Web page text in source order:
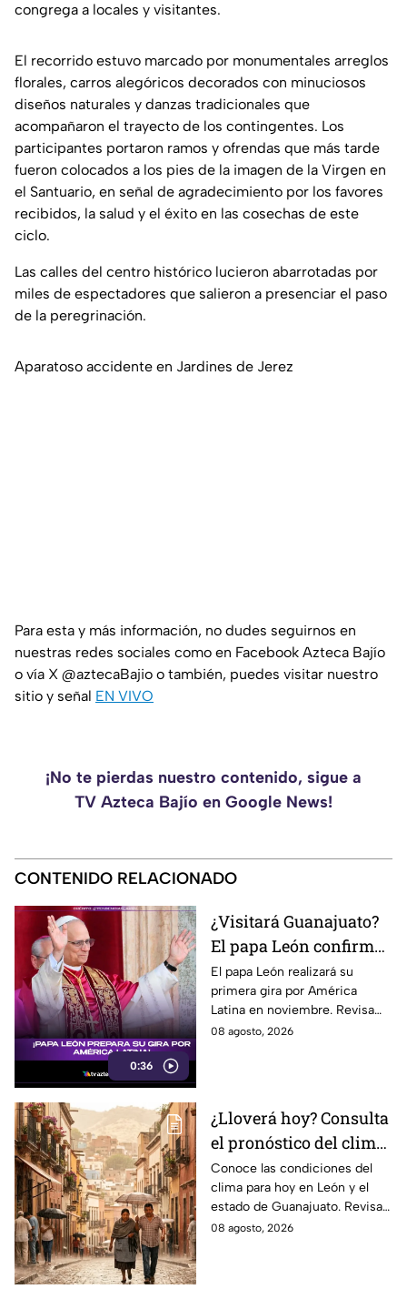
congrega a locales y visitantes.
El recorrido estuvo marcado por monumentales arreglos
florales, carros alegóricos decorados con minuciosos
diseños naturales y danzas tradicionales que
acompañaron el trayecto de los contingentes. Los
participantes portaron ramos y ofrendas que más tarde
fueron colocados a los pies de la imagen de la Virgen en
el Santuario, en señal de agradecimiento por los favores
recibidos, la salud y el éxito en las cosechas de este
ciclo.
Las calles del centro histórico lucieron abarrotadas por
miles de espectadores que salieron a presenciar el paso
de la peregrinación.
Aparatoso accidente en Jardines de Jerez
Para esta y más información, no dudes seguirnos en
nuestras redes sociales como en Facebook Azteca Bajío
o vía X @aztecaBajio o también, puedes visitar nuestro
sitio y señal EN VIVO
¡No te pierdas nuestro contenido, sigue a
TV Azteca Bajío en Google News!
CONTENIDO RELACIONADO
0:36
¿Visitará Guanajuato?
El papa León confirma
su primera gira por
América Latina este
2026
El papa León realizará su
primera gira por América
Latina en noviembre. Revisa
las fechas, países y ciudades
08 agosto, 2026
¿Lloverá hoy? Consulta
el pronóstico del clima
para León y el estado
de Guanajuato este
sábado
Conoce las condiciones del
clima para hoy en León y el
estado de Guanajuato. Revisa
el pronóstico de temperaturas,
08 agosto, 2026